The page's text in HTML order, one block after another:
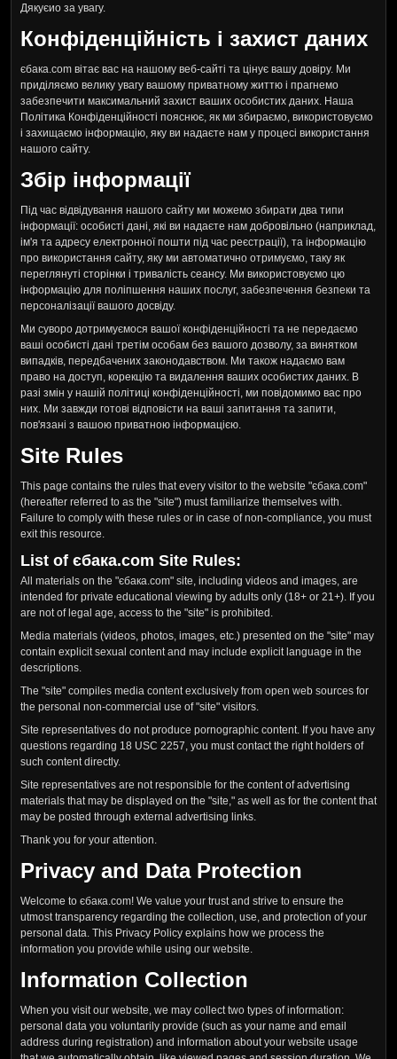
Дякуєио за увагу.
Конфіденційність і захист даних
єбака.com вітає вас на нашому веб-сайті та цінує вашу довіру. Ми
приділяємо велику увагу вашому приватному життю і прагнемо
забезпечити максимальний захист ваших особистих даних. Наша
Політика Конфіденційності пояснює, як ми збираємо, використовуємо
і захищаємо інформацію, яку ви надаєте нам у процесі використання
нашого сайту.
Збір інформації
Під час відвідування нашого сайту ми можемо збирати два типи
інформації: особисті дані, які ви надаєте нам добровільно (наприклад,
ім'я та адресу електронної пошти під час реєстрації), та інформацію
про використання сайту, яку ми автоматично отримуємо, таку як
переглянуті сторінки і тривалість сеансу. Ми використовуємо цю
інформацію для поліпшення наших послуг, забезпечення безпеки та
персоналізації вашого досвіду.
Ми суворо дотримуємося вашої конфіденційності та не передаємо
ваші особисті дані третім особам без вашого дозволу, за винятком
випадків, передбачених законодавством. Ми також надаємо вам
право на доступ, корекцію та видалення ваших особистих даних. В
разі змін у нашій політиці конфіденційності, ми повідомимо вас про
них. Ми завжди готові відповісти на ваші запитання та запити,
пов'язані з вашою приватною інформацією.
Site Rules
This page contains the rules that every visitor to the website "єбака.com"
(hereafter referred to as the "site") must familiarize themselves with.
Failure to comply with these rules or in case of non-compliance, you must
exit this resource.
List of єбака.com Site Rules:
All materials on the "єбака.com" site, including videos and images, are
intended for private educational viewing by adults only (18+ or 21+). If you
are not of legal age, access to the "site" is prohibited.
Media materials (videos, photos, images, etc.) presented on the "site" may
contain explicit sexual content and may include explicit language in the
descriptions.
The "site" compiles media content exclusively from open web sources for
the personal non-commercial use of "site" visitors.
Site representatives do not produce pornographic content. If you have any
questions regarding 18 USC 2257, you must contact the right holders of
such content directly.
Site representatives are not responsible for the content of advertising
materials that may be displayed on the "site," as well as for the content that
may be posted through external advertising links.
Thank you for your attention.
Privacy and Data Protection
Welcome to єбака.com! We value your trust and strive to ensure the
utmost transparency regarding the collection, use, and protection of your
personal data. This Privacy Policy explains how we process the
information you provide while using our website.
Information Collection
When you visit our website, we may collect two types of information:
personal data you voluntarily provide (such as your name and email
address during registration) and information about your website usage